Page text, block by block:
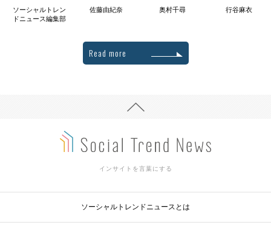
ソーシャルトレン
ドニュース編集部
佐藤由紀奈 奥村千尋 行谷麻衣
Read more
インサイトを言葉にする
ソーシャルトレンドニュースとは